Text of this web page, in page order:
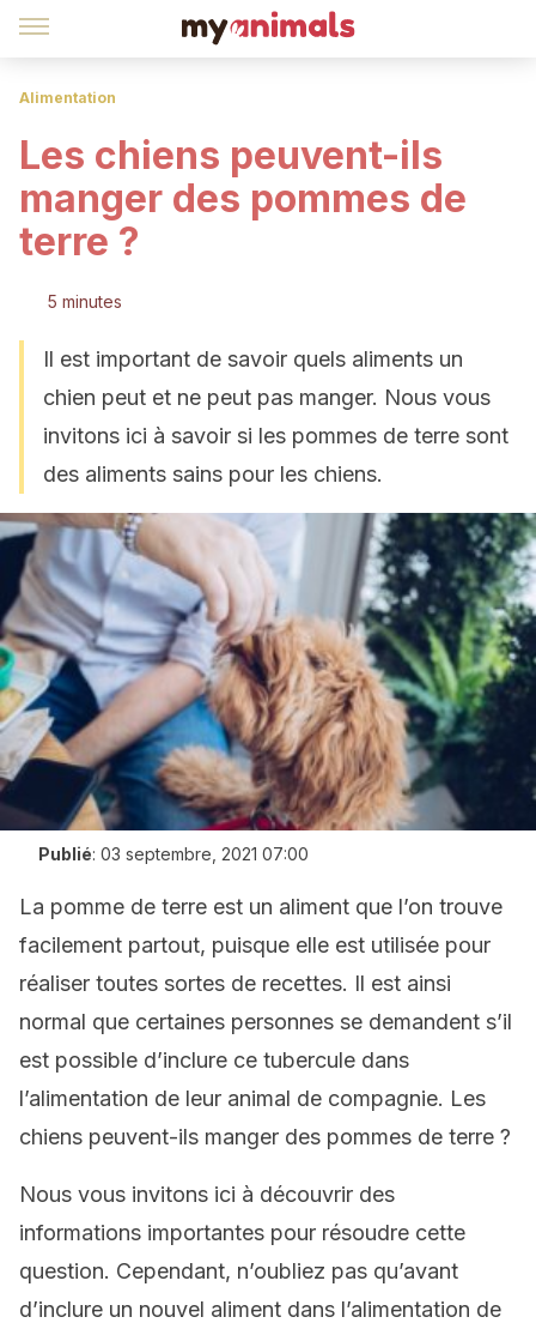
Alimentation
Les chiens peuvent-ils
manger des pommes de
terre ?
5 minutes
Il est important de savoir quels aliments un
chien peut et ne peut pas manger. Nous vous
invitons ici à savoir si les pommes de terre sont
des aliments sains pour les chiens.
Publié: 03 septembre, 2021 07:00
La pomme de terre est un aliment que l’on trouve
facilement partout, puisque elle est utilisée pour
réaliser toutes sortes de recettes. Il est ainsi
normal que certaines personnes se demandent s’il
est possible d’inclure ce tubercule dans
l’alimentation de leur animal de compagnie. Les
chiens peuvent-ils manger des pommes de terre ?
Nous vous invitons ici à découvrir des
informations importantes pour résoudre cette
question. Cependant, n’oubliez pas qu’avant
d’inclure un nouvel aliment dans l’alimentation de